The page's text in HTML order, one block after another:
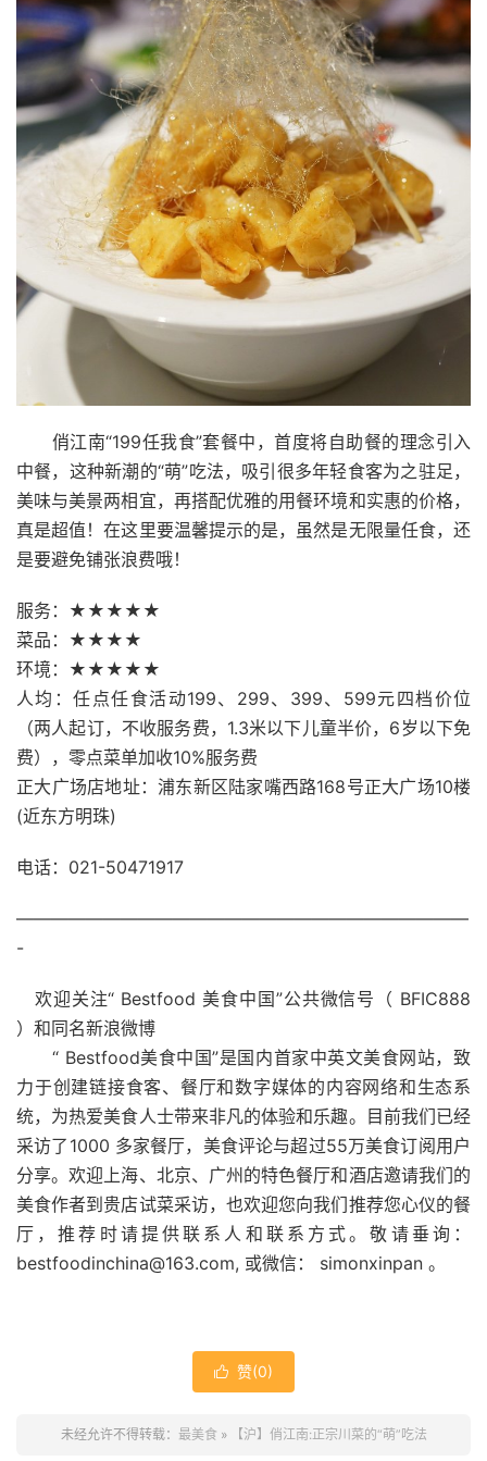
俏江南“199任我食”套餐中，首度将自助餐的理念引入
中餐，这种新潮的“萌”吃法，吸引很多年轻食客为之驻足，
美味与美景两相宜，再搭配优雅的用餐环境和实惠的价格，
真是超值！在这里要温馨提示的是，虽然是无限量任食，还
是要避免铺张浪费哦！
服务：★★★★★
菜品：★★★★
环境：★★★★★
人均：任点任食活动199、299、399、599元四档价位
（两人起订，不收服务费，1.3米以下儿童半价，6岁以下免
费），零点菜单加收10%服务费
正大广场店地址：浦东新区陆家嘴西路168号正大广场10楼
(近东方明珠)
电话：021-50471917
——————————————————————————
-
欢迎关注“ Bestfood 美食中国”公共微信号（ BFIC888
）和同名新浪微博
“ Bestfood美食中国”是国内首家中英文美食网站，致
力于创建链接食客、餐厅和数字媒体的内容网络和生态系
统，为热爱美食人士带来非凡的体验和乐趣。目前我们已经
采访了1000 多家餐厅，美食评论与超过55万美食订阅用户
分享。欢迎上海、北京、广州的特色餐厅和酒店邀请我们的
美食作者到贵店试菜采访，也欢迎您向我们推荐您心仪的餐
厅，推荐时请提供联系人和联系方式。敬请垂询：
bestfoodinchina@163.com, 或微信： simonxinpan 。
 赞(0)
未经允许不得转载： 最美食 » 【沪】俏江南:正宗川菜的“萌”吃法